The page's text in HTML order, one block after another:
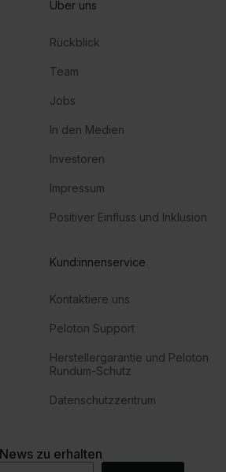
Über uns
Rückblick
Team
Jobs
In den Medien
Investoren
Impressum
Positiver Einfluss und Inklusion
Kund:innenservice
Kontaktiere uns
Peloton Support
Herstellergarantie und Peloton
Rundum-Schutz
Datenschutzzentrum
zu erhalten